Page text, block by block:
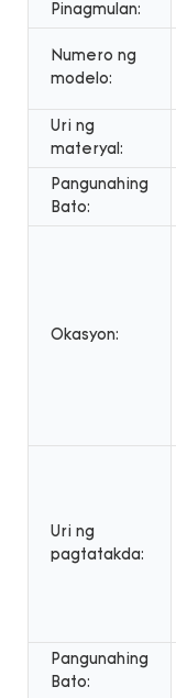
Pinagmulan:
Numero ng
modelo:
Uri ng
materyal:
Pangunahing
Bato:
Okasyon:
Uri ng
pagtatakda:
Pangunahing
Bato: